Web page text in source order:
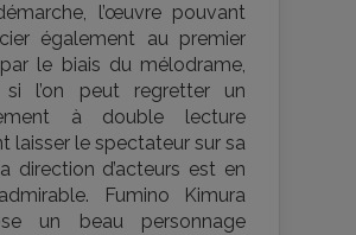
l’œuvre pouvant
également au premier
le biais du mélodrame,
si l’on peut regretter un
à double lecture
laisser le spectateur sur sa
direction d’acteurs est en
Fumino Kimura
un beau personnage